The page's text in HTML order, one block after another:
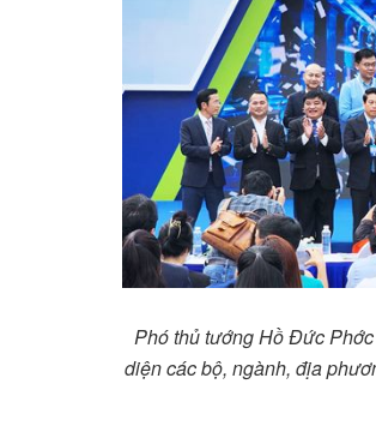
Phó thủ tướng Hồ Đức
diện các bộ, ngành, địa